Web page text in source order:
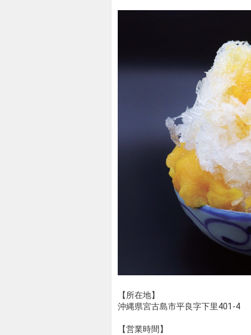
【所在地】
沖縄県宮古島市平良字下里401-4
【営業時間】